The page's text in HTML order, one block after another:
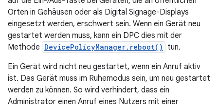
Orten in Gehäusen oder als Digital Signage-Displays
eingesetzt werden, erschwert sein. Wenn ein Gerät neu
gestartet werden muss, kann ein DPC dies mit der
Methode DevicePolicyManager.reboot()
tun.
Ein Gerät wird nicht neu gestartet, wenn ein Anruf aktiv
ist. Das Gerät muss im Ruhemodus sein, um neu gestartet
werden zu können. So wird verhindert, dass ein
Administrator einen Anruf eines Nutzers mit einer